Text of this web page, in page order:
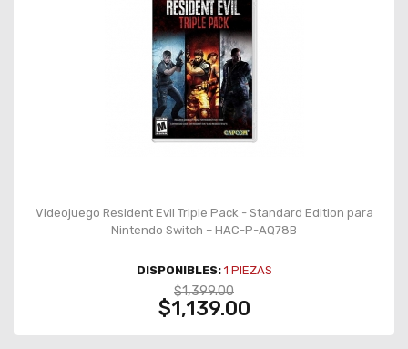
Videojuego Resident Evil Triple Pack - Standard Edition para
Nintendo Switch – HAC-P-AQ78B
DISPONIBLES: 1 PIEZAS
$1,399.00
$1,139.00